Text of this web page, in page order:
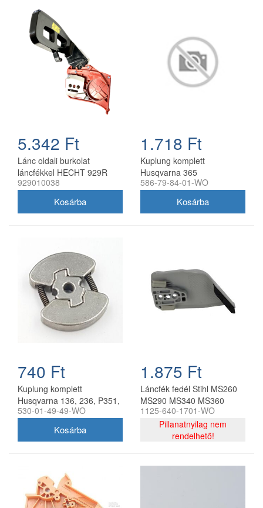
5.342 Ft
Lánc oldali burkolat
láncfékkel HECHT 929R
láncfűrészhez 929010038
929010038
1.718 Ft
Kuplung komplett
Husqvarna 365
láncfűrészhez utángyártott
586-79-84-01-WO
740 Ft
Kuplung komplett
Husqvarna 136, 236, P351,
135 Mark II láncfűrészhez
530-01-49-49-WO
1.875 Ft
Láncfék fedél Stihl MS260
MS290 MS340 MS360
MS390 láncfűrészhez
utángyártott
1125-640-1701-WO
Pillanatnyilag nem
rendelhető!